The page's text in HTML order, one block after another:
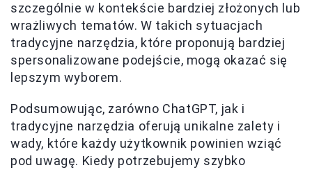
szczególnie w kontekście bardziej złożonych lub
wrażliwych tematów. W takich sytuacjach
tradycyjne narzędzia, które proponują bardziej
spersonalizowane podejście, mogą okazać się
lepszym wyborem.
Podsumowując, zarówno ChatGPT, jak i
tradycyjne narzędzia oferują unikalne zalety i
wady, które każdy użytkownik powinien wziąć
pod uwagę. Kiedy potrzebujemy szybko